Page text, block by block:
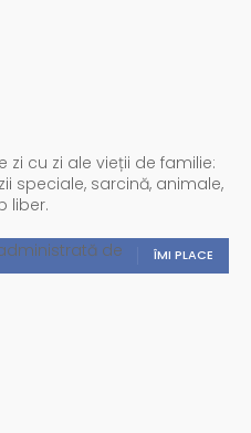
cu zi ale vieții de familie:
speciale, sarcină, animale,
liber.
ÎMI PLACE
de